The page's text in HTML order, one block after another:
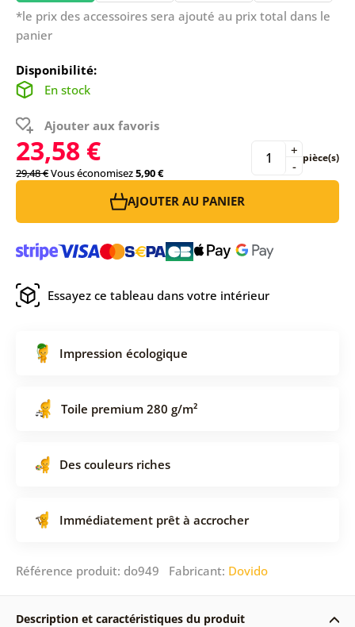
*le prix des accessoires sera ajouté au prix total dans le
panier
Disponibilité:
En stock
Ajouter aux favoris
23,58 €
29,48 €Vous économisez5,90 € -
+ pièce(s)
AJOUTER AU PANIER
Essayez ce tableau dans votre intérieur
Impression écologique
Toile premium 280 g/m²
Des couleurs riches
Immédiatement prêt à accrocher
Référence produit: do949 Fabricant: Dovido
Description et caractéristiques du produit